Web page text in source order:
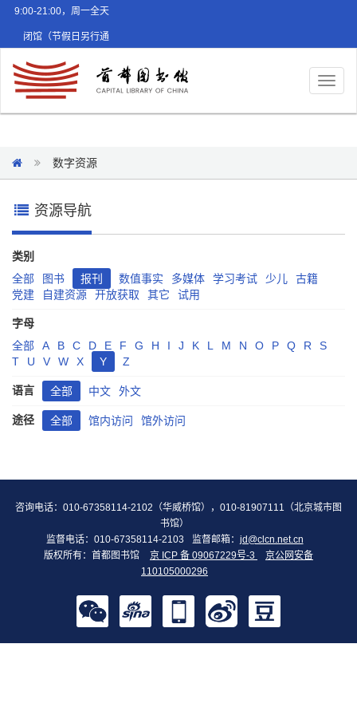
9:00-21:00，周一全天
闭馆（节假日另行通
数字资源
资源导航
类别
全部
图书 报刊 数值事实 多媒体 学习考试 少儿
古籍
党建
自建资源 开放获取 其它 试用
字母
全部
A B C D E F G H I J K L M N O P Q R
S
T
U V W X Y Z
语言 全部 中文 外文
途径 全部 馆内访问 馆外访问
咨询电话：010-67358114-2102（华威桥馆），010-81907111（北京城市图
书馆）
监督电话：010-67358114-2103
监督邮箱： jd@clcn.net.cn
版权所有：首都图书馆
京 ICP 备 09067229号-3
京公网安备
110105000296